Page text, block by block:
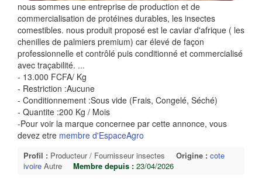
nous sommes une entreprise de production et de
commercialisation de protéines durables, les insectes
comestibles. nous produit proposé est le caviar d'afrique ( les
chenilles de palmiers premium) car élevé de façon
professionnelle et contrôlé puis conditionné et commercialisé
avec traçabilité. ...
- 13.000 FCFA/ Kg
- Restriction :Aucune
- Conditionnement :Sous vide (Frais, Congelé, Séché)
- Quantite :200 Kg / Mois
-Pour voir la marque concernee par cette annonce, vous
devez etre membre d'EspaceAgro
Profil : Producteur / Fournisseur insectes Origine : cote
ivoire Autre Membre depuis : 23/04/2026